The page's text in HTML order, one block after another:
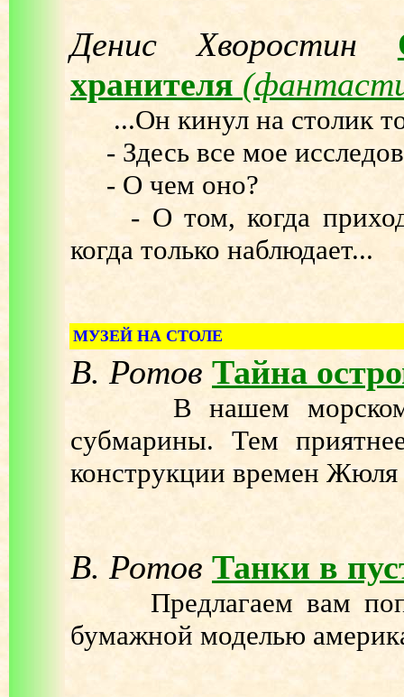
Денис Хворостин
хранителя
...Он кинул на столик
- Здесь все мое
- О чем оно?
- О том, когда
когда только наблюдает...
МУЗЕЙ НА СТОЛЕ
В. Ротов Тайна
В нашем морском
субмарины. Тем
конструкции времен
В. Ротов Танки в
Предлагаем вам
бумажной моделью